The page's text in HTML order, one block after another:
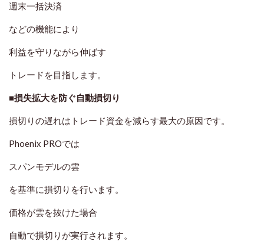
週末一括決済
などの機能により
利益を守りながら伸ばす
トレードを目指します。
■損失拡大を防ぐ自動損切り
損切りの遅れはトレード資金を減らす最大の原因です。
Phoenix PROでは
スパンモデルの雲
を基準に損切りを行います。
価格が雲を抜けた場合
自動で損切りが実行されます。